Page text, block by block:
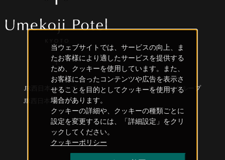
JR西日本ホテルズ
JRホテルグループ
JR西日本 創造事業
当ウェブサイトでは、サービスの向上、ま
たお客様により適したサービスを提供する
ため、クッキーを使用しています。また、
お客様に合ったコンテンツや広告を表示さ
せることを目的としてクッキーを使用する
場合があります。
クッキーの詳細や、クッキーの種類ごとに
設定を変更するには、「詳細設定」をクリ
ックしてください。
クッキーポリシー